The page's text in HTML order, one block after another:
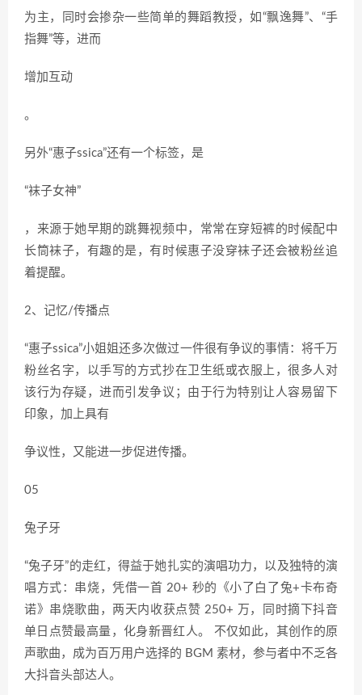
为主，同时会掺杂一些简单的舞蹈教授，如“飘逸舞”、“手
指舞”等，进而
增加互动
。
另外“惠子ssica”还有一个标签，是
“袜子女神”
，来源于她早期的跳舞视频中，常常在穿短裤的时候配中
长筒袜子，有趣的是，有时候惠子没穿袜子还会被粉丝追
着提醒。
2、记忆/传播点
“惠子ssica”小姐姐还多次做过一件很有争议的事情：将千万
粉丝名字，以手写的方式抄在卫生纸或衣服上，很多人对
该行为存疑，进而引发争议；由于行为特别让人容易留下
印象，加上具有
争议性，又能进一步促进传播。
05
兔子牙
“兔子牙”的走红，得益于她扎实的演唱功力，以及独特的演
唱方式：串烧，凭借一首 20+ 秒的《小了白了兔+卡布奇
诺》串烧歌曲，两天内收获点赞 250+ 万，同时摘下抖音
单日点赞最高量，化身新晋红人。 不仅如此，其创作的原
声歌曲，成为百万用户选择的 BGM 素材，参与者中不乏各
大抖音头部达人。